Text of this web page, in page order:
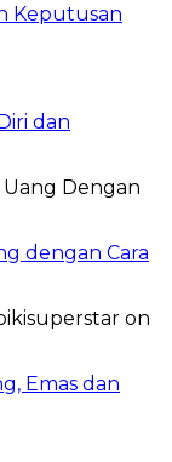
Keputusan
dan
dengan Cara
Emas dan